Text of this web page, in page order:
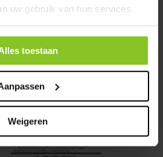
uw gebruik van hun services.
toestaan
Weigeren
routes
heel Nederland geleverd. Wil je
locatie leveren?Bekijk hier dan